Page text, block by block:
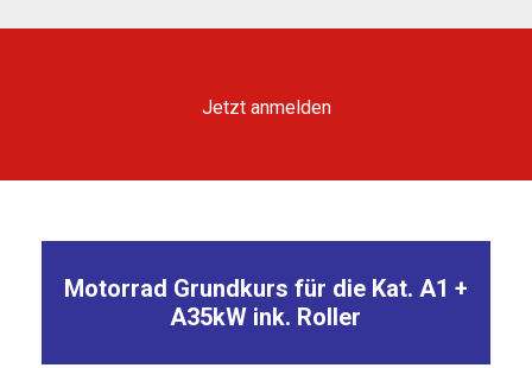
Jetzt anmelden
Motorrad Grundkurs für die Kat. A1 +
A35kW ink. Roller